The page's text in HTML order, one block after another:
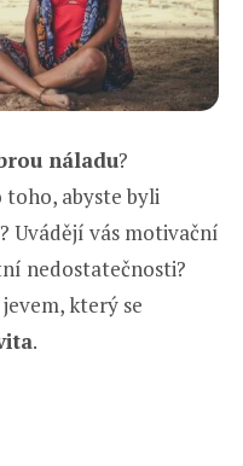
náladu?
abyste byli
Uvádějí vás motivační
nedostatečnosti?
který se
.